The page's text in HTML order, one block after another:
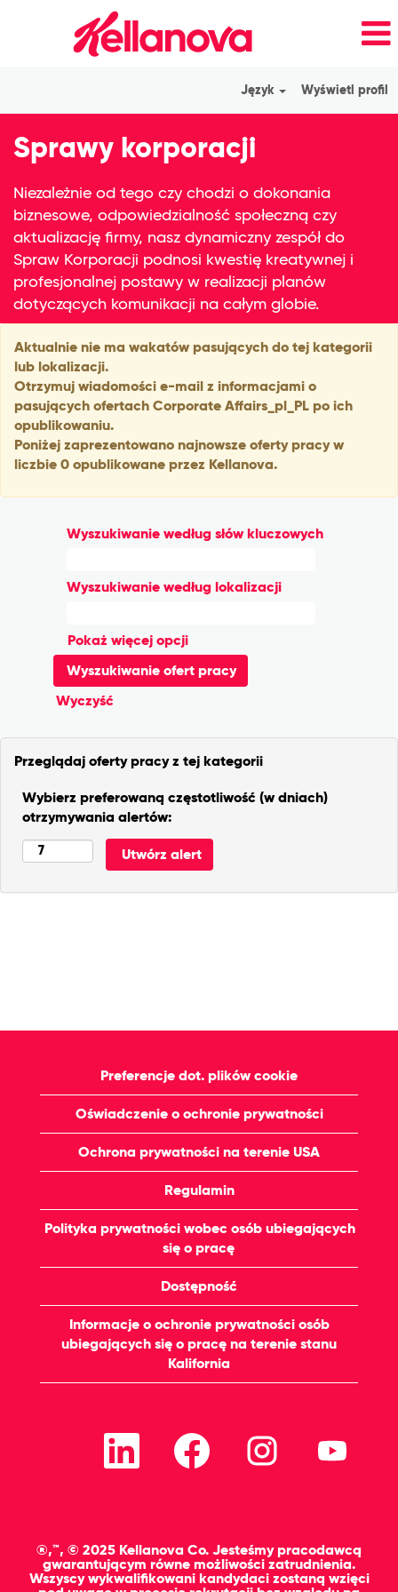
Język Wyświetl profil
Affairs_pl_PL
Sprawy korporacji
Niezależnie od tego czy chodzi o dokonania
biznesowe, odpowiedzialność społeczną czy
aktualizację firmy, nasz dynamiczny zespół do
Spraw Korporacji podnosi kwestię kreatywnej i
profesjonalnej postawy w realizacji planów
dotyczących komunikacji na całym globie.
Aktualnie nie ma wakatów pasujących do tej kategorii
lub lokalizacji.
Otrzymuj wiadomości e-mail z informacjami o
pasujących ofertach Corporate Affairs_pl_PL po ich
opublikowaniu.
Poniżej zaprezentowano najnowsze oferty pracy w
liczbie 0 opublikowane przez Kellanova.
Wyszukiwanie według słów kluczowych
Wyszukiwanie według lokalizacji
Pokaż więcej opcji
Wyczyść
Przeglądaj oferty pracy z tej kategorii
Wybierz preferowaną częstotliwość (w dniach)
otrzymywania alertów:
Preferencje dot. plików cookie
Oświadczenie o ochronie prywatności
Ochrona prywatności na terenie USA
Regulamin
Polityka prywatności wobec osób ubiegających
się o pracę
Dostępność
Informacje o ochronie prywatności osób
ubiegających się o pracę na terenie stanu
Kalifornia
O
w
i
ę
n
O
t
w
i
ę
n
O
w
i
ę
n
w
i
ę
n
®,™, © 2025 Kellanova Co. Jesteśmy pracodawcą
gwarantującym równe możliwości zatrudnienia.
Wszyscy wykwalifikowani kandydaci zostaną wzięci